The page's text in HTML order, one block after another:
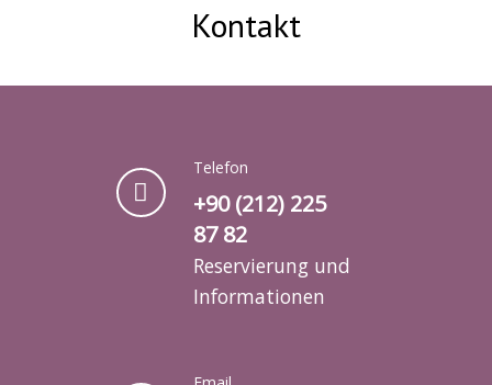
Kontakt
Telefon
+90 (212) 225
87 82
Reservierung und
Informationen